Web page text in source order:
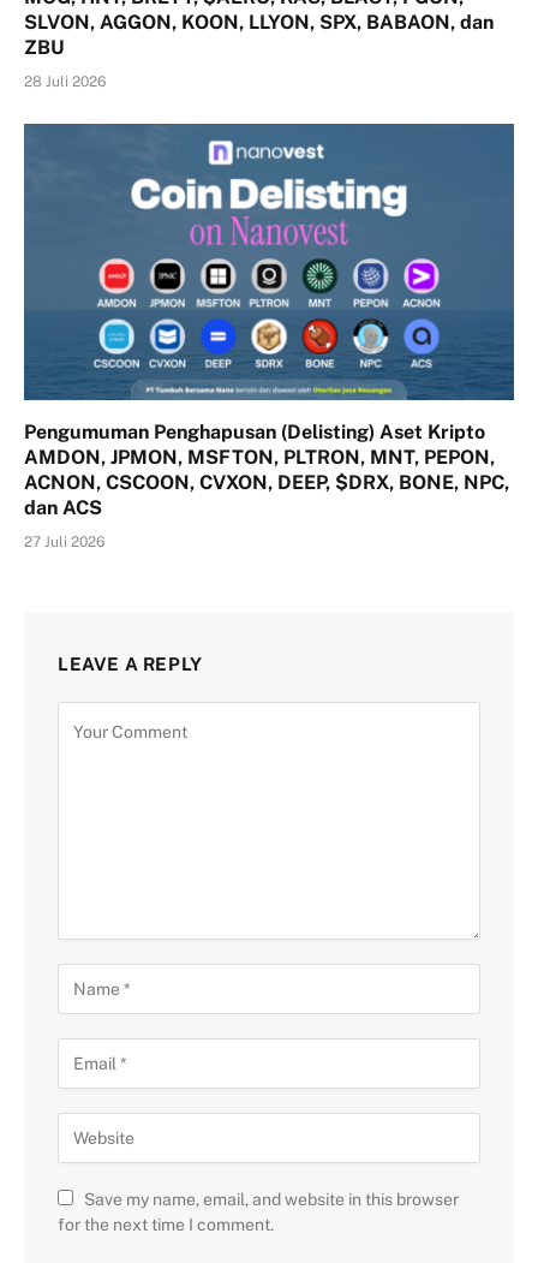
SLVON, AGGON, KOON, LLYON, SPX, BABAON, dan
ZBU
28 Juli 2026
Pengumuman Penghapusan (Delisting) Aset Kripto
AMDON, JPMON, MSFTON, PLTRON, MNT, PEPON,
ACNON, CSCOON, CVXON, DEEP, $DRX, BONE, NPC,
dan ACS
27 Juli 2026
LEAVE A REPLY
Save my name, email, and website in this browser
for the next time I comment.